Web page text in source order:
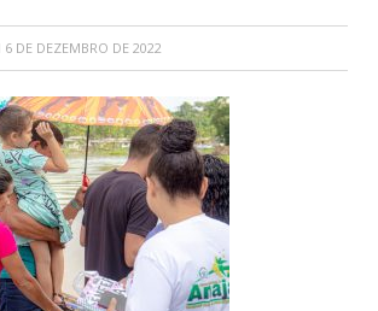
6 DE DEZEMBRO DE 2022